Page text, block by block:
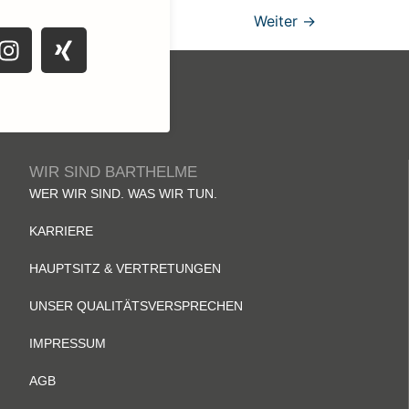
Weiter →
WIR SIND BARTHELME
WER WIR SIND. WAS WIR TUN.
KARRIERE
HAUPTSITZ & VERTRETUNGEN
UNSER QUALITÄTSVERSPRECHEN
IMPRESSUM
AGB